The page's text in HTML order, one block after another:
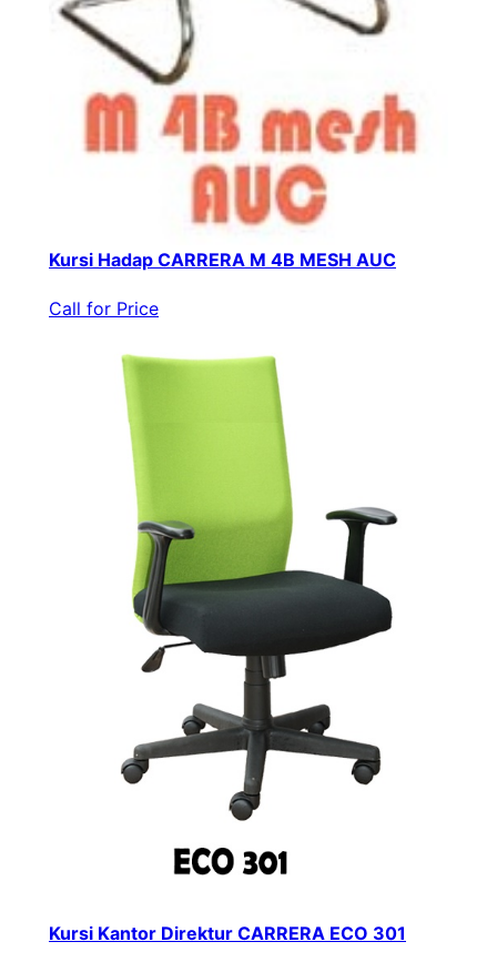
Kursi Hadap CARRERA M 4B MESH AUC
Call for Price
Kursi Kantor Direktur CARRERA ECO 301